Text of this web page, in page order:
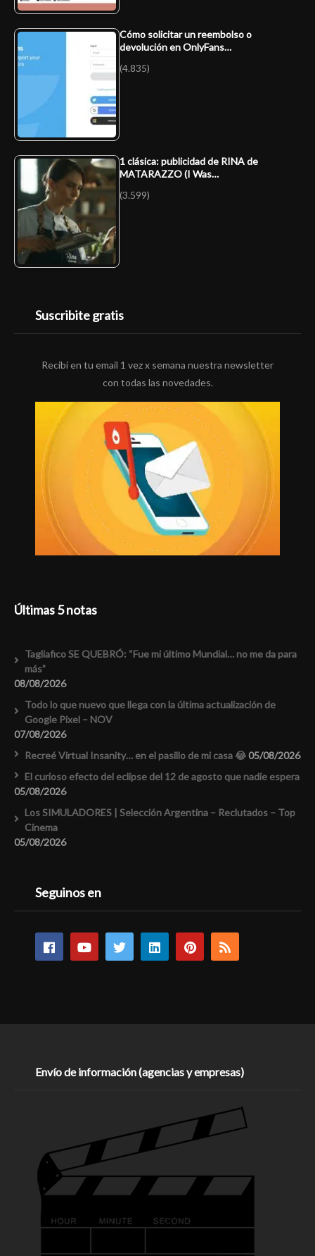
Cómo solicitar un reembolso o
devolución en OnlyFans…
(4.835)
1 clásica: publicidad de RINA de
MATARAZZO (I Was…
(3.599)
Suscribite gratis
Recibí en tu email 1 vez x semana nuestra newsletter
con todas las novedades.
Últimas 5 notas
Tagliafico SE QUEBRÓ: “Fue mi último Mundial… no me da para
más”
08/08/2026
Todo lo que nuevo que llega con la última actualización de
Google Pixel – NOV
07/08/2026
Recreé Virtual Insanity… en el pasillo de mi casa 😂05/08/2026
El curioso efecto del eclipse del 12 de agosto que nadie espera
05/08/2026
Los SIMULADORES | Selección Argentina – Reclutados – Top
Cinema
05/08/2026
Seguinos en
Envío de información (agencias y empresas)